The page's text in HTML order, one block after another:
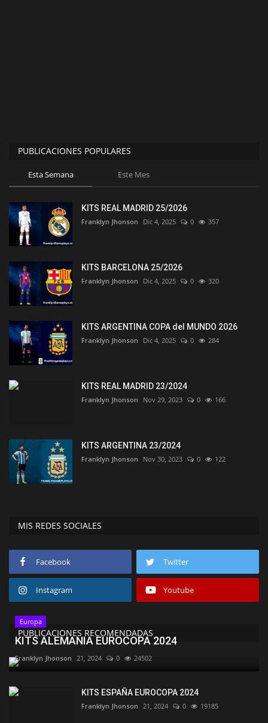
PUBLICACIONES POPULARES
Esta Semana Este Mes
KITS REAL MADRID 25/2026
Franklyn Jhonson Dic 4, 2025 0 357
KITS BARCELONA 25/2026
Franklyn Jhonson Dic 4, 2025 0 320
KITS ARGENTINA COPA del MUNDO 2026
Franklyn Jhonson Dic 4, 2025 0 284
KITS REAL MADRID 23/2024
Franklyn Jhonson Nov 29, 2023 0 166
KITS ARGENTINA 23/2024
Franklyn Jhonson Nov 30, 2023 0 122
MIS REDES SOCIALES
Facebook Twitter
Instagram Youtube
PUBLICACIONES RECOMENDADAS
Europa
KITS ALEMANIA EUROCOPA 2024
Franklyn Jhonson 21, 2024 0 24502
KITS ESPAÑA EUROCOPA 2024
Franklyn Jhonson 21, 2024 0 19185